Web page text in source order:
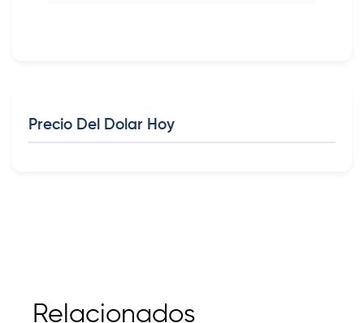
Precio Del Dolar Hoy
Relacionados